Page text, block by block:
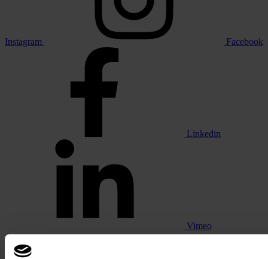
Instagram Facebook
Linkedin
Vimeo